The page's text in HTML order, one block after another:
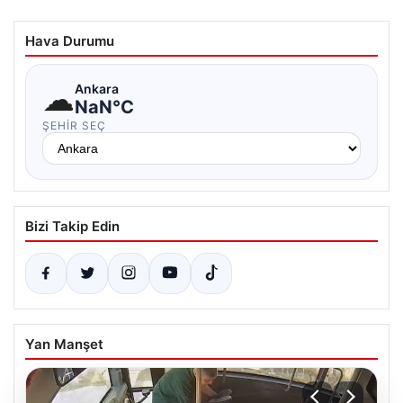
Hava Durumu
☁Ankara
NaN°C
ŞEHIR SEÇ
Bizi Takip Edin
Yan Manşet